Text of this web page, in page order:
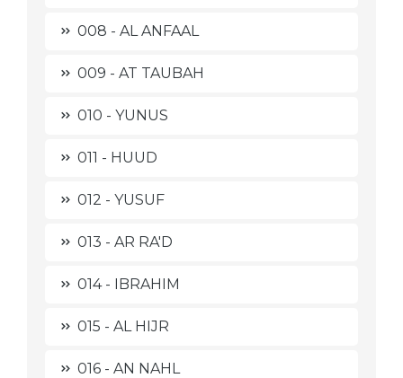
008 - AL ANFAAL
009 - AT TAUBAH
010 - YUNUS
011 - HUUD
012 - YUSUF
013 - AR RA'D
014 - IBRAHIM
015 - AL HIJR
016 - AN NAHL